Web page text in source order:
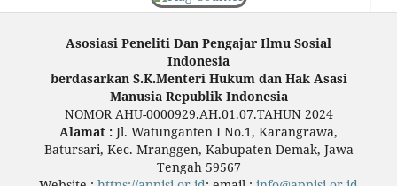
Asosiasi Peneliti Dan Pengajar Ilmu Sosial
Indonesia
berdasarkan S.K.Menteri Hukum dan Hak Asasi
Manusia Republik Indonesia
NOMOR AHU-0000929.AH.01.07.TAHUN 2024
Alamat : Jl. Watunganten I No.1, Karangrawa,
Batursari, Kec. Mranggen, Kabupaten Demak, Jawa
Tengah 59567